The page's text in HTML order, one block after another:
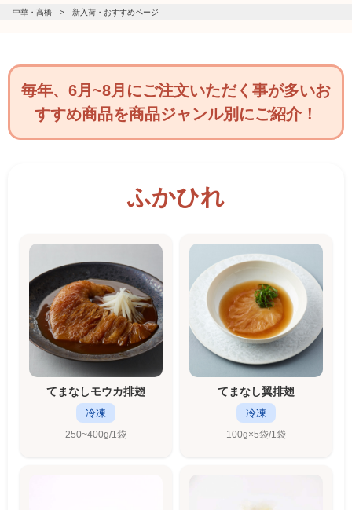
中華・高橋 新入荷・おすすめページ
毎年、6月~8月にご注文いただく事が多いお
すすめ商品を商品ジャンル別にご紹介！
ふかひれ
てまなしモウカ排翅
冷凍
250~400g/1袋
てまなし翼排翅
冷凍
100g×5袋/1袋